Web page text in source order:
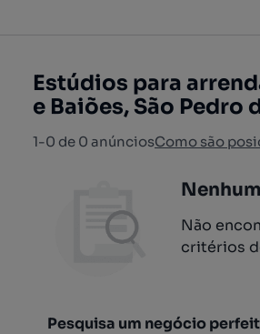
Estúdios para
e Baiões, São Pedro
1-0 de 0 anúnciosComo são
Não
critérios
Pesquisa um negócio